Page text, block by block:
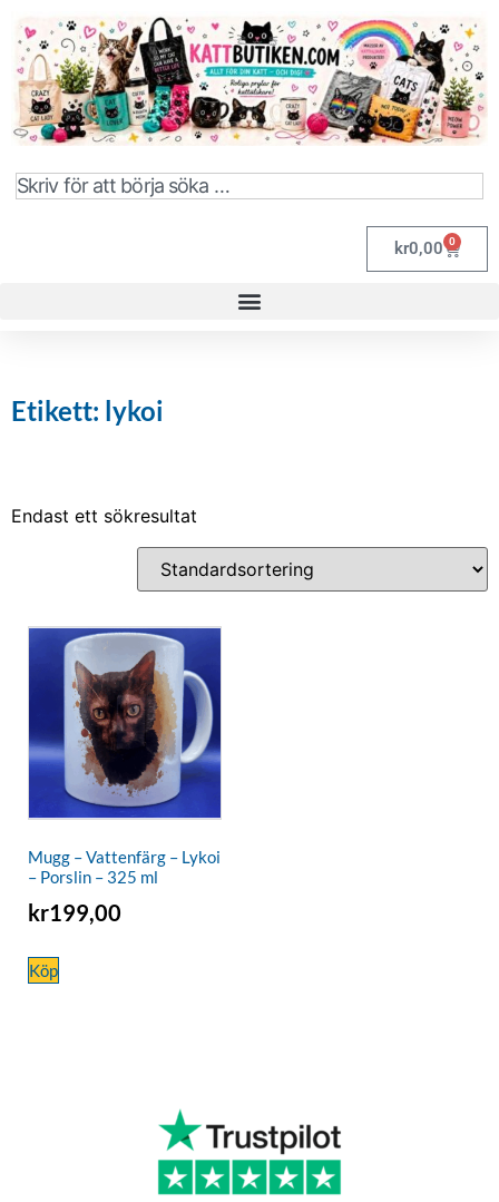
kr0,00 0
Etikett: lykoi
Endast ett sökresultat
Mugg – Vattenfärg – Lykoi
– Porslin – 325 ml
kr199,00
Köp